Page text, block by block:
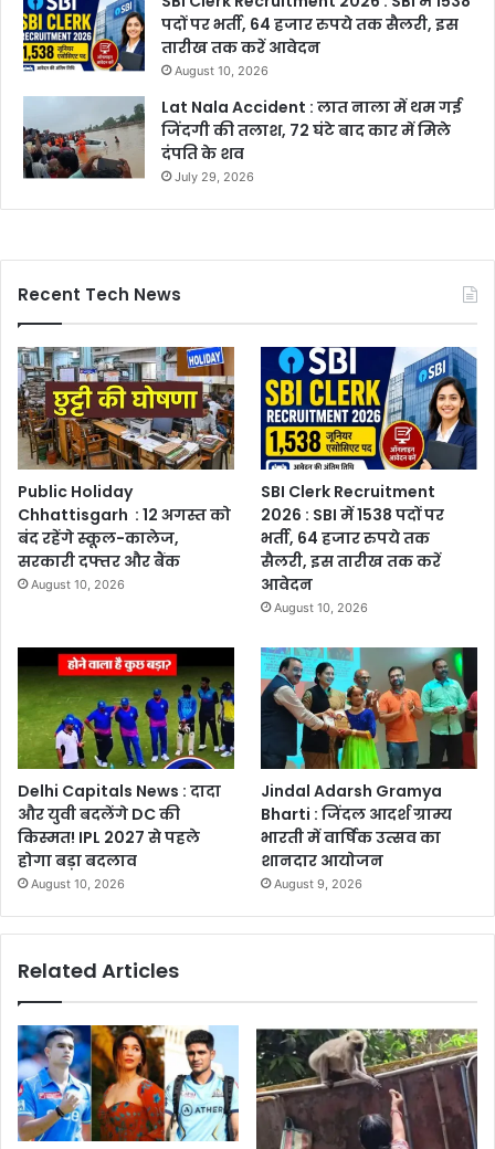
पदों पर भर्ती, 64 हजार रुपये तक सैलरी, इस
तारीख तक करें आवेदन
August 10, 2026
Lat Nala Accident : लात नाला में थम गई
जिंदगी की तलाश, 72 घंटे बाद कार में मिले
दंपति के शव
July 29, 2026
Recent Tech News
Public Holiday
Chhattisgarh : 12 अगस्त को
बंद रहेंगे स्कूल-कालेज,
सरकारी दफ्तर और बैंक
August 10, 2026
SBI Clerk Recruitment
2026 : SBI में 1538 पदों पर
भर्ती, 64 हजार रुपये तक
सैलरी, इस तारीख तक करें
आवेदन
August 10, 2026
Delhi Capitals News : दादा
और युवी बदलेंगे DC की
किस्मत! IPL 2027 से पहले
होगा बड़ा बदलाव
August 10, 2026
Jindal Adarsh Gramya
Bharti : जिंदल आदर्श ग्राम्य
भारती में वार्षिक उत्सव का
शानदार आयोजन
August 9, 2026
Related Articles